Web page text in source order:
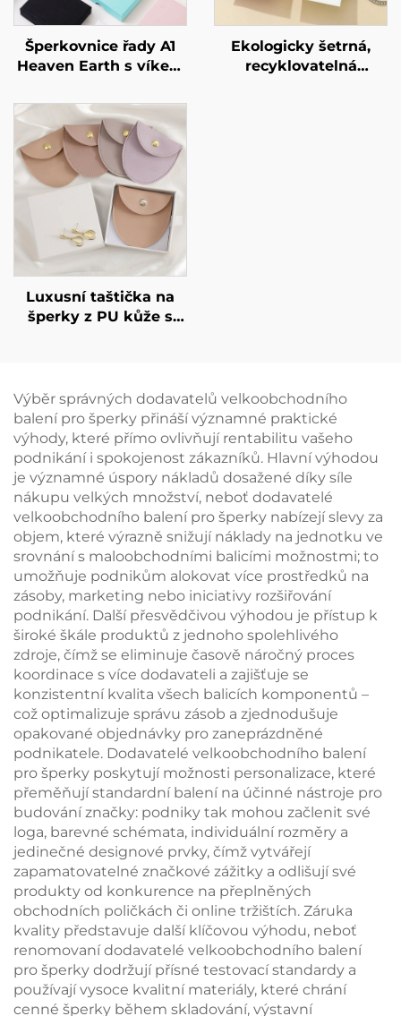
Šperkovnice řady A1
Heaven Earth s víkem
náhrdelníky –
individuální rozměr a
tvar, materiál z
umělého papíru /
kartonu – speciální
velkoobchodní
nabídka
Ekologicky šetrná,
recyklovatelná
Luxusní taštička na
šperky z PU kůže s
vnitřní potah z
mikrovlákna pro
uskladnění náušnic,
prstenu a náhrdelníků
Výběr správných dodavatelů velkoobchodního
balení pro šperky přináší významné praktické
výhody, které přímo ovlivňují rentabilitu vašeho
podnikání i spokojenost zákazníků. Hlavní výhodou
je významné úspory nákladů dosažené díky síle
nákupu velkých množství, neboť dodavatelé
velkoobchodního balení pro šperky nabízejí slevy za
objem, které výrazně snižují náklady na jednotku ve
srovnání s maloobchodními balicími možnostmi; to
umožňuje podnikům alokovat více prostředků na
zásoby, marketing nebo iniciativy rozšiřování
podnikání. Další přesvědčivou výhodou je přístup k
široké škále produktů z jednoho spolehlivého
zdroje, čímž se eliminuje časově náročný proces
koordinace s více dodavateli a zajišťuje se
konzistentní kvalita všech balicích komponentů –
což optimalizuje správu zásob a zjednodušuje
opakované objednávky pro zaneprázdněné
podnikatele. Dodavatelé velkoobchodního balení
pro šperky poskytují možnosti personalizace, které
přeměňují standardní balení na účinné nástroje pro
budování značky: podniky tak mohou začlenit své
loga, barevné schémata, individuální rozměry a
jedinečné designové prvky, čímž vytvářejí
zapamatovatelné značkové zážitky a odlišují své
produkty od konkurence na přeplněných
obchodních poličkách či online tržištích. Záruka
kvality představuje další klíčovou výhodu, neboť
renomovaní dodavatelé velkoobchodního balení
pro šperky dodržují přísné testovací standardy a
používají vysoce kvalitní materiály, které chrání
cenné šperky během skladování, výstavní